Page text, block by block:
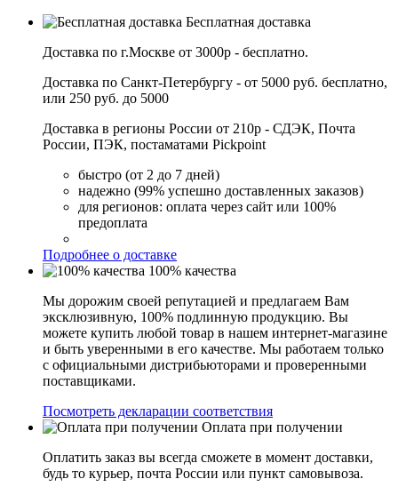
Бесплатная доставка
Доставка по г.Москве от 3000р - бесплатно.
Доставка по Санкт-Петербургу - от 5000 руб. бесплатно,
или 250 руб. до 5000
Доставка в регионы России от 210р - СДЭК, Почта
России, ПЭК, постаматами Pickpoint
быстро (от 2 до 7 дней)
надежно (99% успешно доставленных заказов)
для регионов: оплата через сайт или 100%
предоплата
Подробнее о доставке
100% качества
Мы дорожим своей репутацией и предлагаем Вам
эксклюзивную, 100% подлинную продукцию. Вы
можете купить любой товар в нашем интернет-магазине
и быть уверенными в его качестве. Мы работаем только
с официальными дистрибьюторами и проверенными
поставщиками.
Посмотреть декларации соответствия
Оплата при получении
Оплатить заказ вы всегда сможете в момент доставки,
будь то курьер, почта России или пункт самовывоза.